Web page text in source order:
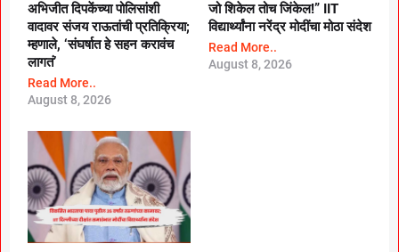
अभिजीत दिपकेंच्या पोलिसांशी
वादावर संजय राऊतांची प्रतिक्रिया;
म्हणाले, ‘संघर्षात हे सहन करावंच
लागतं’
Read More..
August 8, 2026
जो शिकेल तोच जिंकेल!” IIT
विद्यार्थ्यांना नरेंद्र मोदींचा मोठा संदेश
Read More..
August 8, 2026